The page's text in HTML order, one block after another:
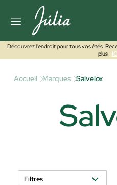
Découvrez l'endroit pour tous vos étés.
plus
Accueil Marques Salvelox
Filtres